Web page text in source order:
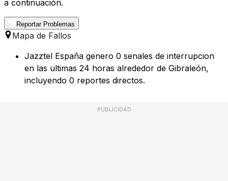
a continuación.
Reportar Problemas
Mapa de Fallos
Jazztel España genero 0 senales de interrupcion
en las ultimas 24 horas alrededor de Gibraleón,
incluyendo 0 reportes directos.
PUBLICIDAD